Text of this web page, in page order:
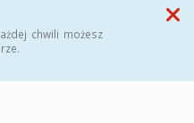
chwili możesz
Przycisk wyszukaj duży